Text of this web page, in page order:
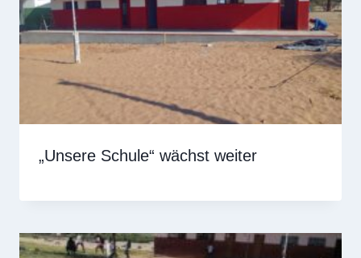
„Unsere Schule“ wächst weiter